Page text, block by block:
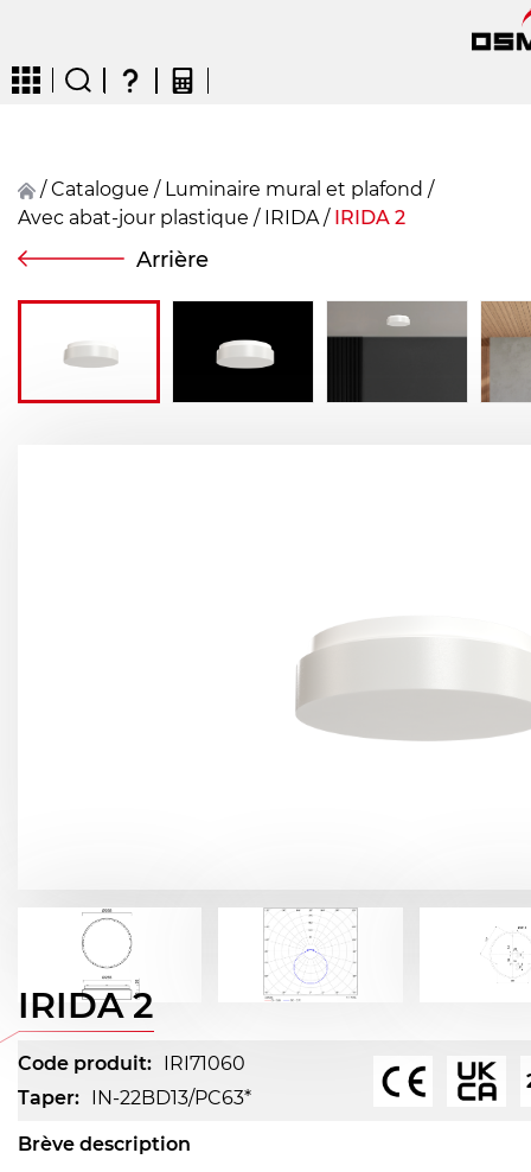
CZENDEFRFIN
/ Catalogue / Luminaire mural et plafond /
Avec abat-jour plastique / IRIDA/ IRIDA 2
Arrière
IRIDA 2
Code produit: IRI71060
Taper: IN-22BD13/PC63*
Brève description